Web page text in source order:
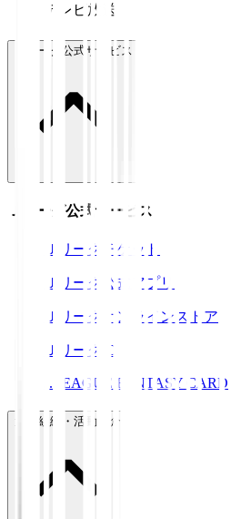
テレビ放送
Ｊリーグ公式サービス
Ｊリーグ公式サービス
Ｊリーグチケット
Ｊリーグ公式アプリ
Ｊリーグオンラインストア
ＪリーグID
J.LEAGUE FANTASY CARD
運営組織・活動紹介